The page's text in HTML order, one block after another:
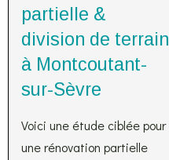
partielle &
division de terrain
à Montcoutant-
sur-Sèvre
Voici une étude ciblée pour
une rénovation partielle